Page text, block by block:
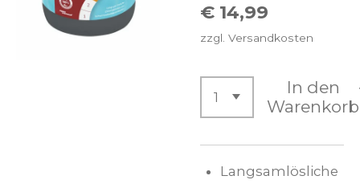
€ 14,99
zzgl. Versandkosten
In den
Warenkorb
Langsamlösliche